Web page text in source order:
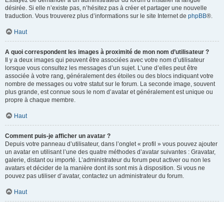
désirée. Si elle n’existe pas, n’hésitez pas à créer et partager une nouvelle
traduction. Vous trouverez plus d’informations sur le site Internet de phpBB®.
Haut
A quoi correspondent les images à proximité de mon nom d’utilisateur ?
Il y a deux images qui peuvent être associées avec votre nom d’utilisateur
lorsque vous consultez les messages d’un sujet. L’une d’elles peut être
associée à votre rang, généralement des étoiles ou des blocs indiquant votre
nombre de messages ou votre statut sur le forum. La seconde image, souvent
plus grande, est connue sous le nom d’avatar et généralement est unique ou
propre à chaque membre.
Haut
Comment puis-je afficher un avatar ?
Depuis votre panneau d’utilisateur, dans l’onglet « profil » vous pouvez ajouter
un avatar en utilisant l’une des quatre méthodes d’avatar suivantes : Gravatar,
galerie, distant ou importé. L’administrateur du forum peut activer ou non les
avatars et décider de la manière dont ils sont mis à disposition. Si vous ne
pouvez pas utiliser d’avatar, contactez un administrateur du forum.
Haut